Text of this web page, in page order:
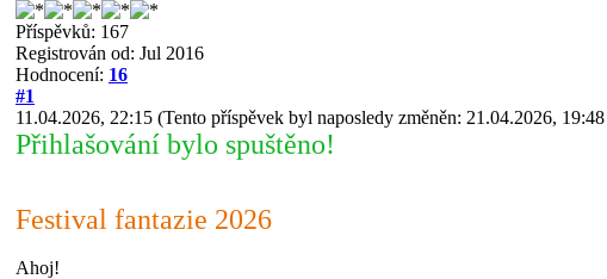
Příspěvků: 167
Registrován od: Jul 2016
Hodnocení: 16
#1
11.04.2026, 22:15 (Tento příspěvek byl naposledy změněn: 21.04.2026,
Přihlašování bylo spuštěno!
Festival fantazie 2026
Ahoj!